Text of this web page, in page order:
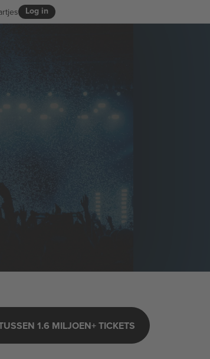
Log in
1.6 MILJOEN+ TICKETS